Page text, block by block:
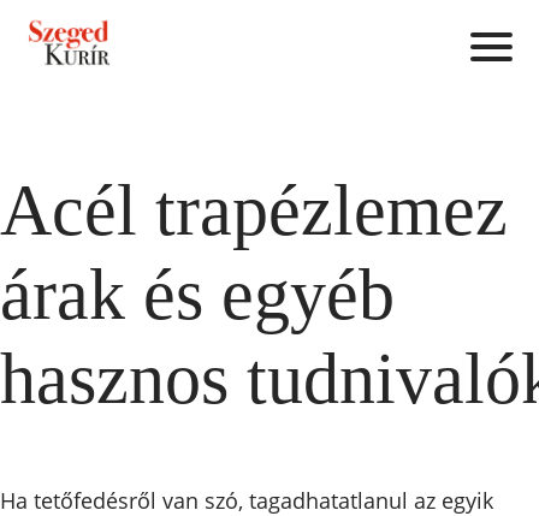
Acél trapézlemez
árak és egyéb
hasznos
Ha tetőfedésről van szó, tagadhatatlanul az egyik